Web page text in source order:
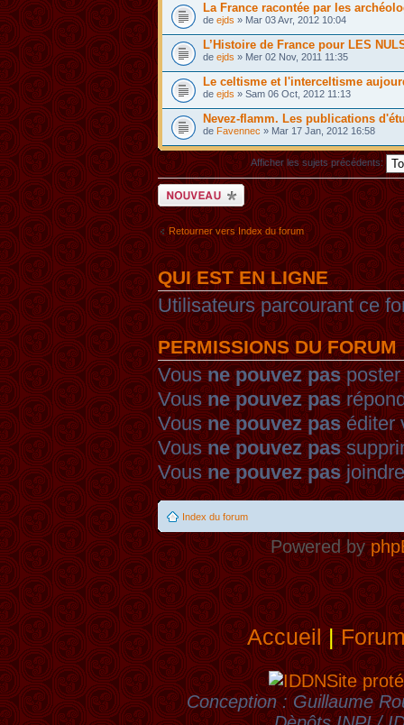
La France racontée par les
de ejds » Mar 03 Avr, 2012 10:04
L’Histoire de France pour LES
de ejds » Mer 02 Nov, 2011 11:35
Le celtisme et l'interceltisme
de ejds » Sam 06 Oct, 2012 11:13
Nevez-flamm. Les publications
de Favennec » Mar 17 Jan, 2012 16:58
Afficher les sujets précédents:
Ecrire un nouveau
sujet
Retourner vers Index du forum
QUI EST EN LIGNE
Utilisateurs parcourant ce
PERMISSIONS DU FORUM
Vousne pouvez pasposter
Vousne pouvez pas
Vousne pouvez paséditer
Vousne pouvez pas
Vousne pouvez pas
Index du forum
Powered by
Accueil|
Site
Conception : Guillaume